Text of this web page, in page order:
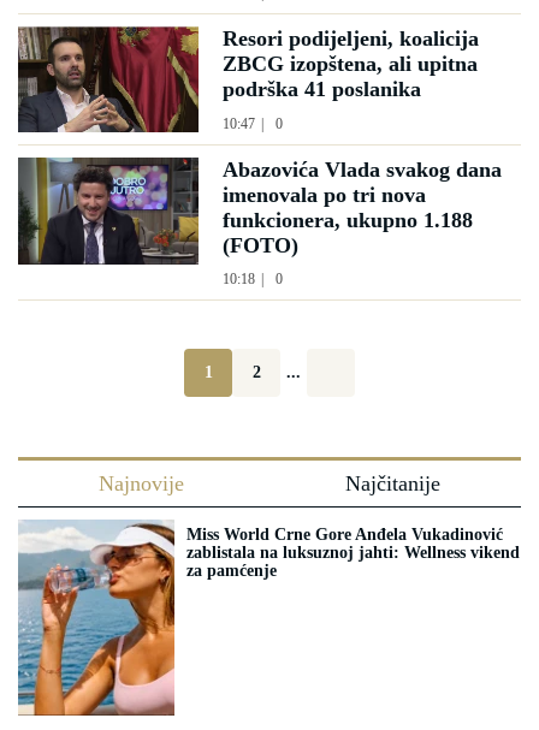
Resori podijeljeni, koalicija
ZBCG izopštena, ali upitna
podrška 41 poslanika
10:47 0
Abazovića Vlada svakog dana
imenovala po tri nova
funkcionera, ukupno 1.188
(FOTO)
10:18 0
1 2 ...
Najnovije Najčitanije
Miss World Crne Gore Anđela Vukadinović
zablistala na luksuznoj jahti: Wellness vikend
za pamćenje